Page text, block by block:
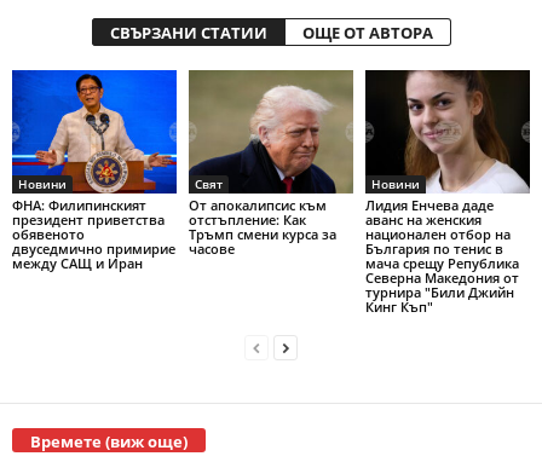
СВЪРЗАНИ СТАТИИ ОЩЕ ОТ АВТОРА
Новини
ФНА: Филипинският
президент приветства
обявеното
двуседмично примирие
между САЩ и Иран
Свят
От апокалипсис към
отстъпление: Как
Тръмп смени курса за
часове
Новини
Лидия Енчева даде
аванс на женския
национален отбор на
България по тенис в
мача срещу Република
Северна Македония от
турнира "Били Джийн
Кинг Къп"
Времете (виж още)